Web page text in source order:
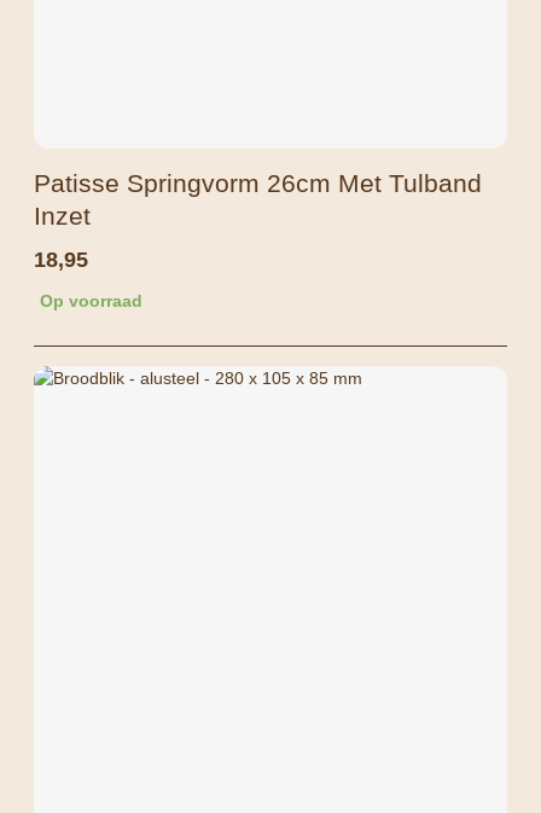
Patisse Springvorm 26cm Met Tulband
Inzet
18,95
Op voorraad